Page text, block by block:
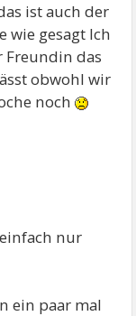
ist auch der
wie gesagt Ich
Freundin das
obwohl wir
noch
nur
ein paar mal